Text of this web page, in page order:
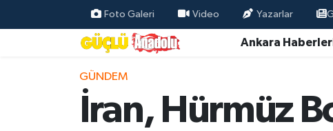
Foto Galeri Video Yazarlar
Ankara
GÜNDEM
İran, Hürmüz
Özel Haber
Ankara Haberleri
Resmi İlanlar